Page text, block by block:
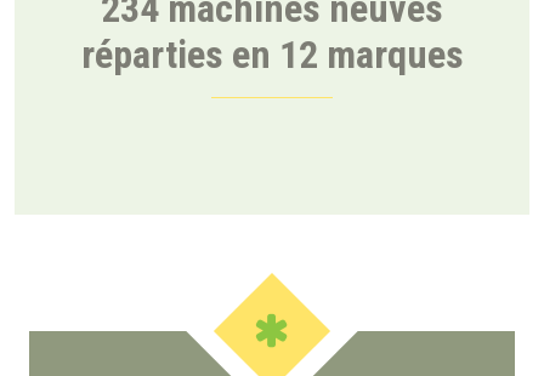
réparties en 12 marques